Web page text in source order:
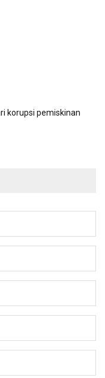
korupsi pemiskinan